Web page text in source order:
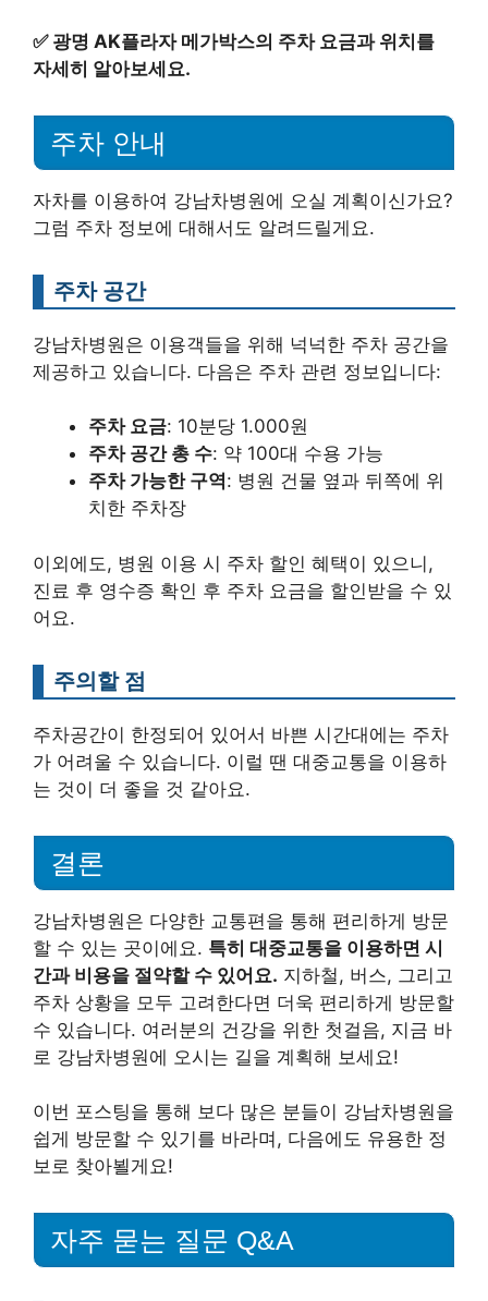
✅ 광명 AK플라자 메가박스의 주차 요금과 위치를
자세히 알아보세요.
주차 안내
자차를 이용하여 강남차병원에 오실 계획이신가요?
그럼 주차 정보에 대해서도 알려드릴게요.
주차 공간
강남차병원은 이용객들을 위해 넉넉한 주차 공간을
제공하고 있습니다. 다음은 주차 관련 정보입니다:
주차 요금: 10분당 1.000원
주차 공간 총 수: 약 100대 수용 가능
주차 가능한 구역: 병원 건물 옆과 뒤쪽에 위
치한 주차장
이외에도, 병원 이용 시 주차 할인 혜택이 있으니,
진료 후 영수증 확인 후 주차 요금을 할인받을 수 있
어요.
주의할 점
주차공간이 한정되어 있어서 바쁜 시간대에는 주차
가 어려울 수 있습니다. 이럴 땐 대중교통을 이용하
는 것이 더 좋을 것 같아요.
결론
강남차병원은 다양한 교통편을 통해 편리하게 방문
할 수 있는 곳이에요. 특히 대중교통을 이용하면 시
간과 비용을 절약할 수 있어요. 지하철, 버스, 그리고
주차 상황을 모두 고려한다면 더욱 편리하게 방문할
수 있습니다. 여러분의 건강을 위한 첫걸음, 지금 바
로 강남차병원에 오시는 길을 계획해 보세요!
이번 포스팅을 통해 보다 많은 분들이 강남차병원을
쉽게 방문할 수 있기를 바라며, 다음에도 유용한 정
보로 찾아뵐게요!
자주 묻는 질문 Q&A